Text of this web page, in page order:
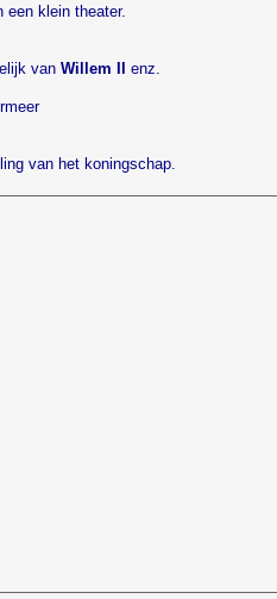
een klein theater.
van Willem II enz.
van het koningschap.